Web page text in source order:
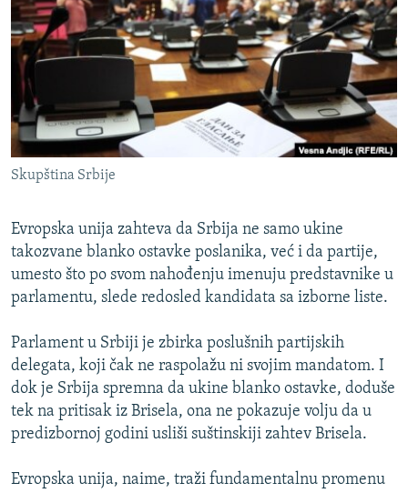
ISPRIČAJ MI
DNEVNO@RSE
SPECIJALI RSE
VIŠE OD NASLOVA
GENOCID U SREBRENICI
POPLAVE I KLIZIŠTA U BIH 2024.
POST SCRIPTUM
MOJA EVROPA
SVE KARTE DEJTONA
NASTANAK I RASPAD JUGOSLAVIJE
PRATITE NAS
Sve RFE/RL stranice
Skupština Srbije
Evropska unija zahteva da Srbija ne samo ukine
takozvane blanko ostavke poslanika, već i da partije,
umesto što po svom nahođenju imenuju predstavnike u
parlamentu, slede redosled kandidata sa izborne liste.
Parlament u Srbiji je zbirka poslušnih partijskih
delegata, koji čak ne raspolažu ni svojim mandatom. I
dok je Srbija spremna da ukine blanko ostavke, doduše
tek na pritisak iz Brisela, ona ne pokazuje volju da u
predizbornoj godini usliši suštinskiji zahtev Brisela.
Evropska unija, naime, traži fundamentalnu promenu